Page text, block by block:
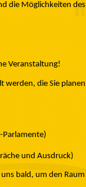
die Möglichkeiten
Veranstaltung!
werden, die Sie
Parlamente)
und Ausdruck)
bald, um den